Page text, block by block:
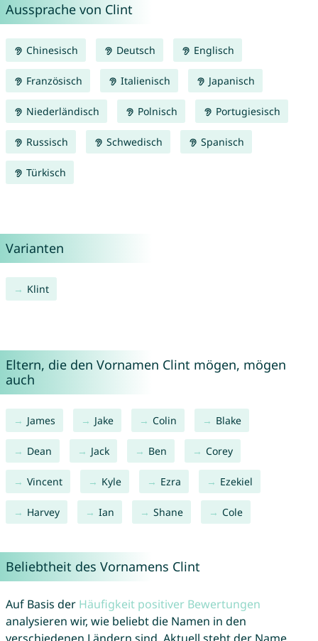
Aussprache von Clint
Chinesisch Deutsch Englisch
Französisch Italienisch Japanisch
Niederländisch Polnisch Portugiesisch
Russisch Schwedisch Spanisch
Türkisch
Varianten
Klint
Eltern, die den Vornamen Clint mögen, mögen
auch
James Jake Colin Blake
Dean Jack Ben Corey
Vincent Kyle Ezra Ezekiel
Harvey Ian Shane Cole
Beliebtheit des Vornamens Clint
Auf Basis der Häufigkeit positiver Bewertungen
analysieren wir, wie beliebt die Namen in den